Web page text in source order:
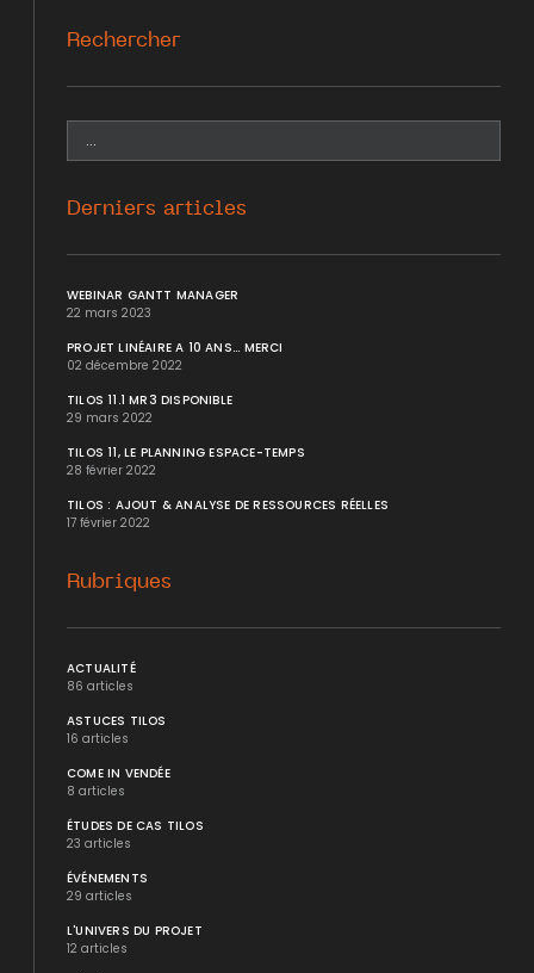
Rechercher
Derniers articles
WEBINAR GANTT MANAGER
22 mars 2023
PROJET LINÉAIRE A 10 ANS... MERCI
02 décembre 2022
TILOS 11.1 MR3 DISPONIBLE
29 mars 2022
TILOS 11, LE PLANNING ESPACE-TEMPS
28 février 2022
TILOS : AJOUT & ANALYSE DE RESSOURCES RÉELLES
17 février 2022
Rubriques
ACTUALITÉ
86 articles
ASTUCES TILOS
16 articles
COME IN VENDÉE
8 articles
ÉTUDES DE CAS TILOS
23 articles
ÉVÉNEMENTS
29 articles
L'UNIVERS DU PROJET
12 articles